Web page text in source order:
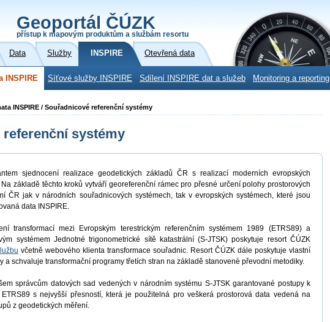
Geoportál ČÚZK
přístup k mapovým produktům a službám resortu
Data Služby INSPIRE Otevřená data
INSPIRE Síťové služby INSPIRE Sdílení INSPIRE dat a služeb Monitoring a reporting
INSPIRE / Souřadnicové referenční systémy
systémy
sjednocení realizace geodetických základů ČR s realizací moderních evropských
základě těchto kroků vytváří georeferenční rámec pro přesné určení polohy prostorových
ČR jak v národních souřadnicových systémech, tak v evropských systémech, které jsou
data INSPIRE.
transformací mezi Evropským terestrickým referenčním systémem 1989 (ETRS89) a
systémem Jednotné trigonometrické sítě katastrální (S-JTSK) poskytuje resort ČÚZK
včetně webového klienta transformace souřadnic. Resort ČÚZK dále poskytuje vlastní
a schvaluje transformační programy třetích stran na základě stanovené převodní metodiky.
správcům datových sad vedených v národním systému S-JTSK garantované postupy k
s nejvyšší přesností, která je použitelná pro veškerá prostorová data vedená na
z geodetických měření.